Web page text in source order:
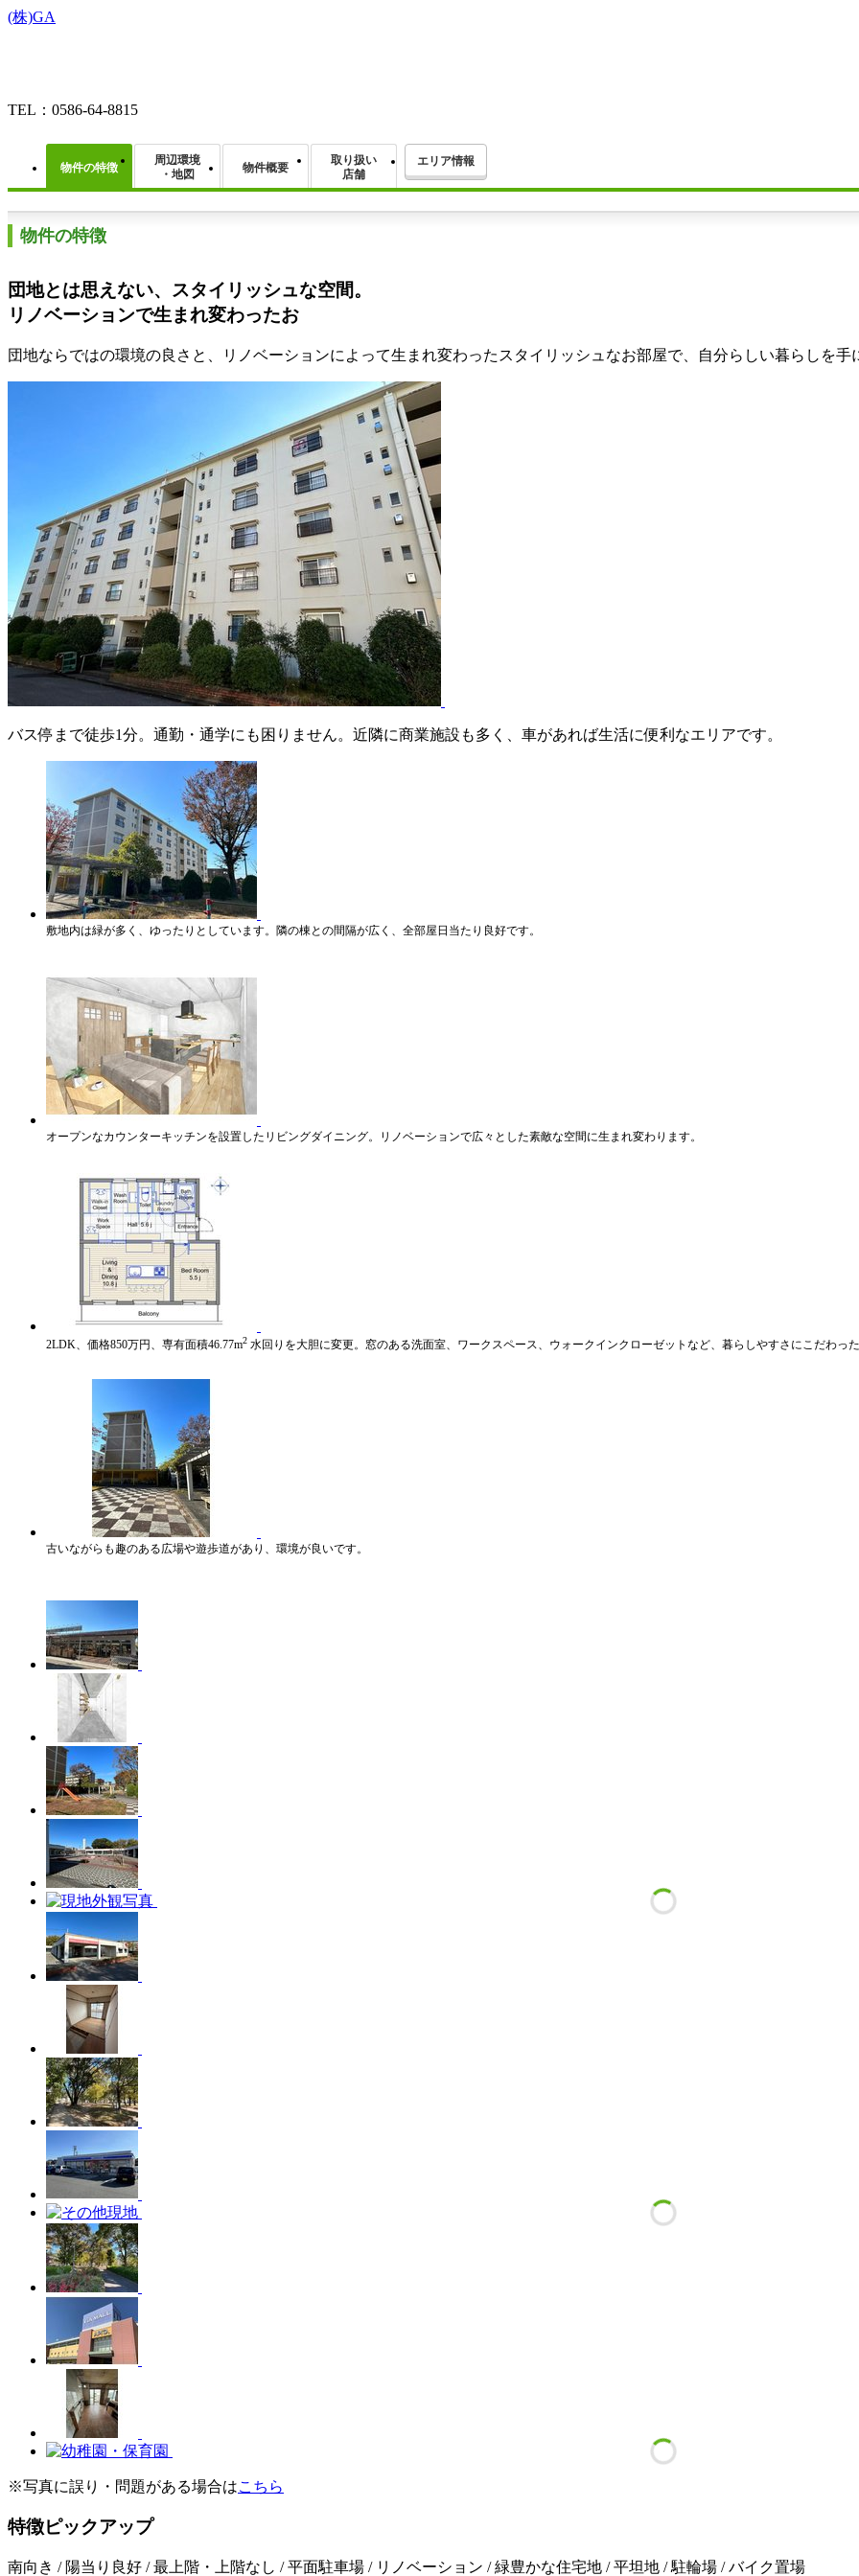
(株)GA
TEL：0586-64-8815
物件の特徴
周辺環境
・地図
物件概要
取り扱い
店舗
エリア情報
物件の特徴
団地とは思えない、スタイリッシュな空間。
リノベーションで生まれ変わったお
団地ならではの環境の良さと、リノベーションによって生まれ変わったスタイリッシュなお部屋で、自分らしい暮らしを手
バス停まで徒歩1分。通勤・通学にも困りません。近隣に商業施設も多く、車があれば生活に便利なエリアです。
敷地内は緑が多く、ゆったりとしています。隣の棟との間隔が広く、全部屋日当たり良好です。
オープンなカウンターキッチンを設置したリビングダイニング。リノベーションで広々とした素敵な空間に生まれ変わります。
2LDK、価格850万円、専有面積46.77m2 水回りを大胆に変更。窓のある洗面室、ワークスペース、ウォークインクローゼットなど、暮らしやすさにこだわった
古いながらも趣のある広場や遊歩道があり、環境が良いです。
※写真に誤り・問題がある場合はこちら
特徴ピックアップ
南向き / 陽当り良好 / 最上階・上階なし / 平面駐車場 / リノベーション / 緑豊かな住宅地 / 平坦地 / 駐輪場 / バイク置場